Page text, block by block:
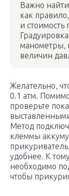
Важно найти
как
и стоимость
манометры,
величин
Желательно,
0.1 атм.
проверьте
Метод
клеммы
удобнее. К
необходимо
чтобы